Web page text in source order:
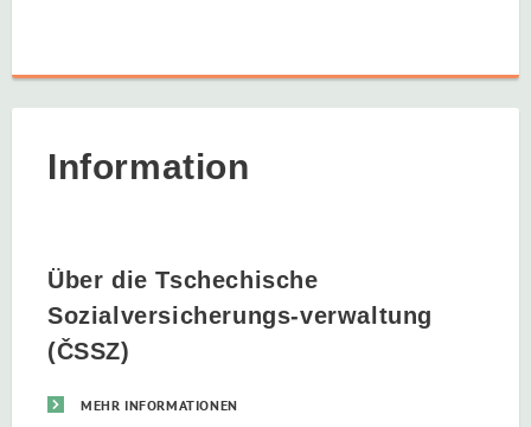
Information
Über die Tschechische
Sozialversicherungs-verwaltung
(ČSSZ)
MEHR INFORMATIONEN